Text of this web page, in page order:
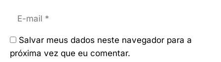
mail
Salvar meus dados neste navegador para a
próxima vez que eu comentar.